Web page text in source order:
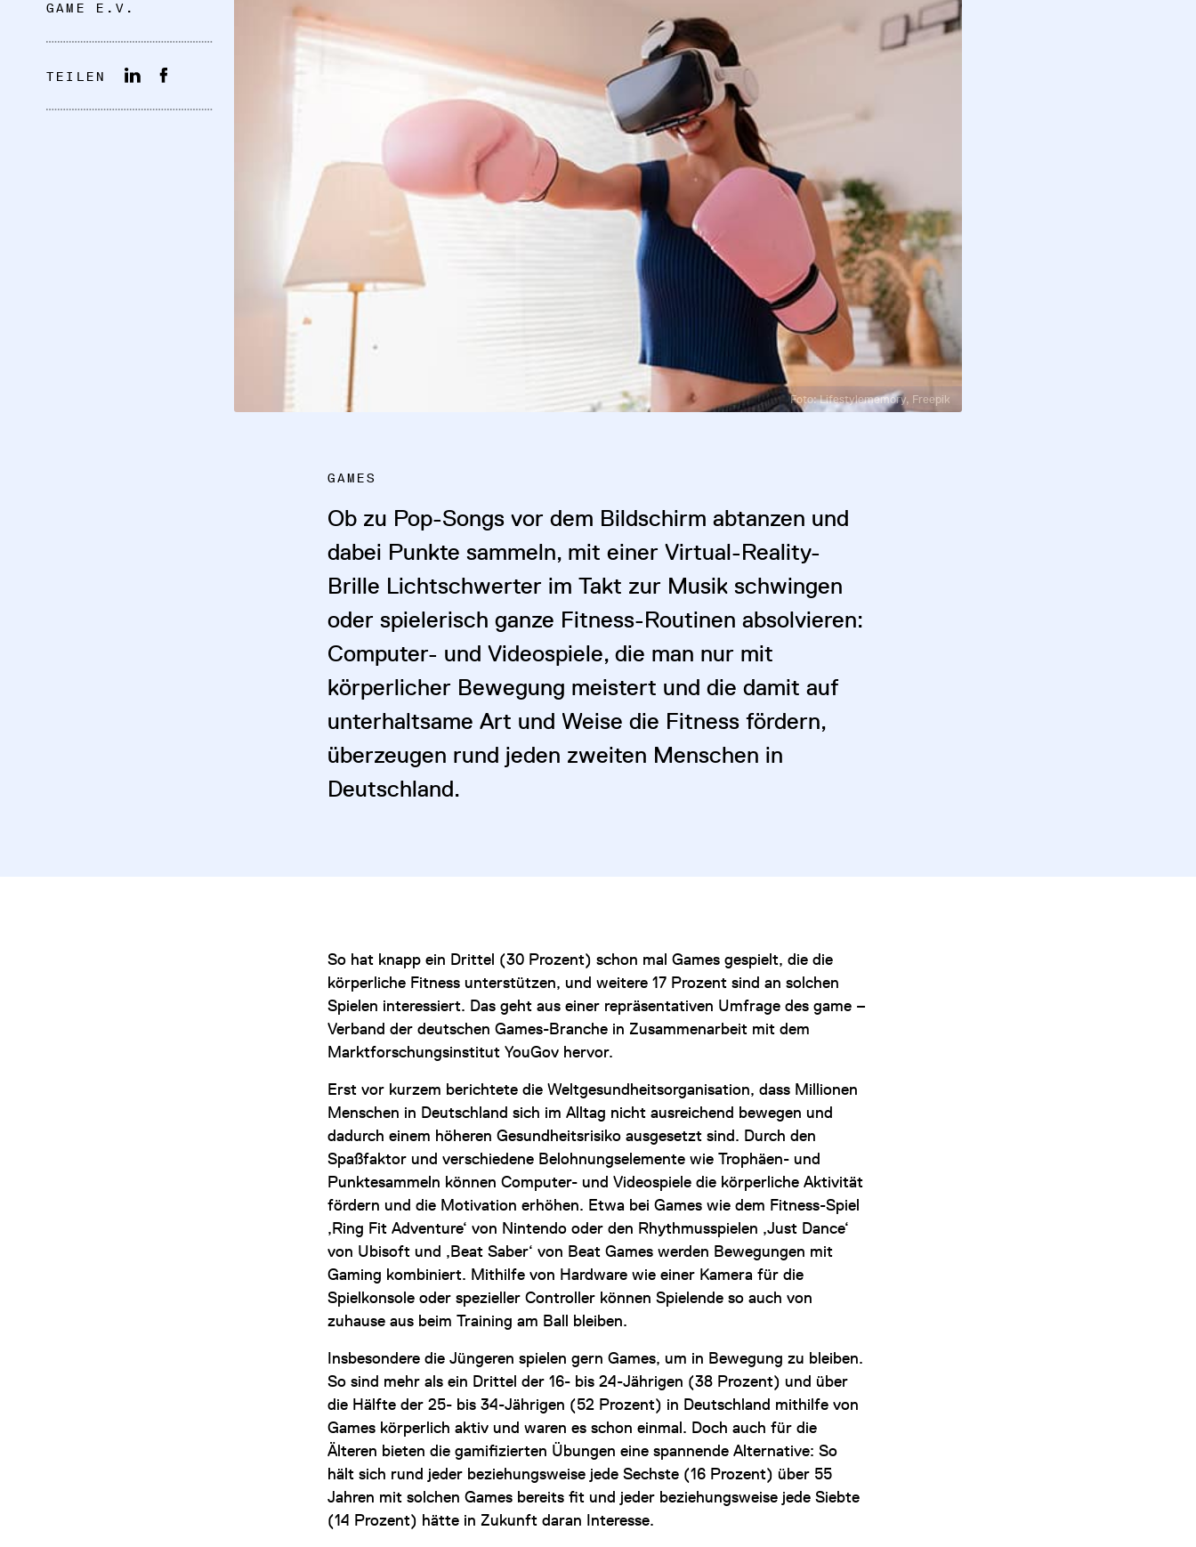
GAME E.V.
TEILEN
Foto: Lifestylememory, Freepik
GAMES
Ob zu Pop-Songs vor dem Bildschirm abtanzen und
dabei Punkte sammeln, mit einer Virtual-Reality-
Brille Lichtschwerter im Takt zur Musik schwingen
oder spielerisch ganze Fitness-Routinen absolvieren:
Computer- und Videospiele, die man nur mit
körperlicher Bewegung meistert und die damit auf
unterhaltsame Art und Weise die Fitness fördern,
überzeugen rund jeden zweiten Menschen in
Deutschland.
So hat knapp ein Drittel (30 Prozent) schon mal Games gespielt, die die
körperliche Fitness unterstützen, und weitere 17 Prozent sind an solchen
Spielen interessiert. Das geht aus einer repräsentativen Umfrage des game –
Verband der deutschen Games-Branche in Zusammenarbeit mit dem
Marktforschungsinstitut YouGov hervor.
Erst vor kurzem berichtete die Weltgesundheitsorganisation, dass Millionen
Menschen in Deutschland sich im Alltag nicht ausreichend bewegen und
dadurch einem höheren Gesundheitsrisiko ausgesetzt sind. Durch den
Spaßfaktor und verschiedene Belohnungselemente wie Trophäen- und
Punktesammeln können Computer- und Videospiele die körperliche Aktivität
fördern und die Motivation erhöhen. Etwa bei Games wie dem Fitness-Spiel
‚Ring Fit Adventure‘ von Nintendo oder den Rhythmusspielen ‚Just Dance‘
von Ubisoft und ‚Beat Saber‘ von Beat Games werden Bewegungen mit
Gaming kombiniert. Mithilfe von Hardware wie einer Kamera für die
Spielkonsole oder spezieller Controller können Spielende so auch von
zuhause aus beim Training am Ball bleiben.
Insbesondere die Jüngeren spielen gern Games, um in Bewegung zu bleiben.
So sind mehr als ein Drittel der 16- bis 24-Jährigen (38 Prozent) und über
die Hälfte der 25- bis 34-Jährigen (52 Prozent) in Deutschland mithilfe von
Games körperlich aktiv und waren es schon einmal. Doch auch für die
Älteren bieten die gamifizierten Übungen eine spannende Alternative: So
hält sich rund jeder beziehungsweise jede Sechste (16 Prozent) über 55
Jahren mit solchen Games bereits fit und jeder beziehungsweise jede Siebte
(14 Prozent) hätte in Zukunft daran Interesse.